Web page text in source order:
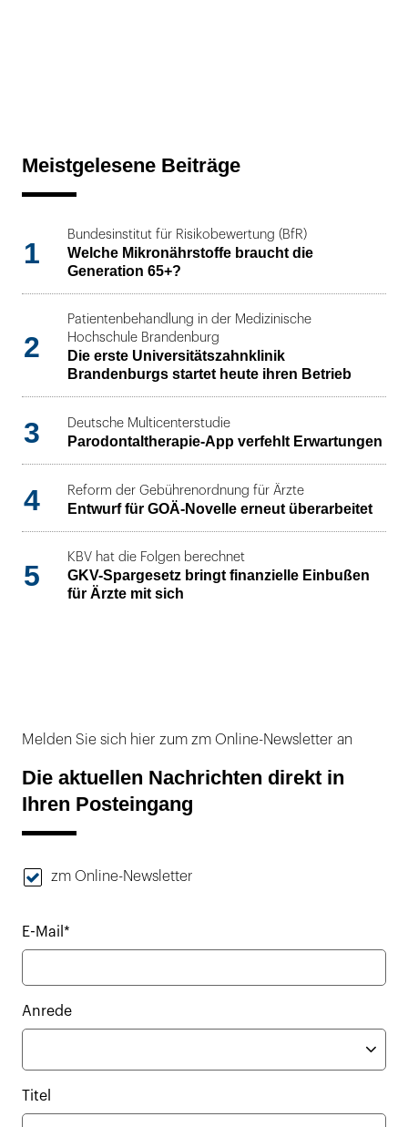
Meistgelesene Beiträge
1
Bundesinstitut für Risikobewertung (BfR)
Welche Mikronährstoffe braucht die
Generation 65+?
2
Patientenbehandlung in der Medizinische
Hochschule Brandenburg
Die erste Universitätszahnklinik
Brandenburgs startet heute ihren Betrieb
3 Deutsche Multicenterstudie
Parodontaltherapie-App verfehlt Erwartungen
4 Reform der Gebührenordnung für Ärzte
Entwurf für GOÄ-Novelle erneut überarbeitet
5
KBV hat die Folgen berechnet
GKV-Spargesetz bringt finanzielle Einbußen
für Ärzte mit sich
Melden Sie sich hier zum zm Online-Newsletter an
Die aktuellen Nachrichten direkt in
Ihren Posteingang
zm Online-Newsletter
E-Mail*
Anrede
Titel